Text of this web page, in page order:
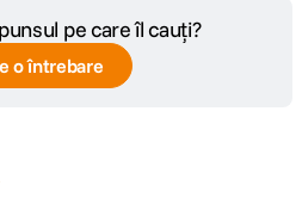
pe care îl cauți?
o întrebare